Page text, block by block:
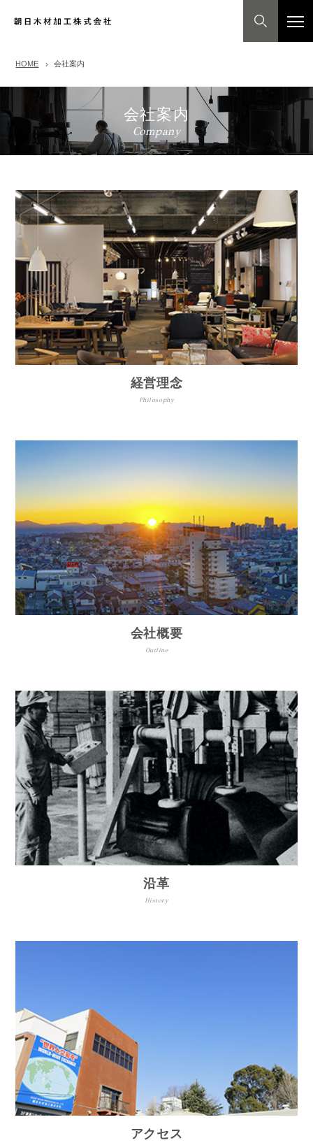
HOME 会社案内
会社案内
Company
経営理念
Philosophy
会社概要
Outline
沿革
History
アクセス